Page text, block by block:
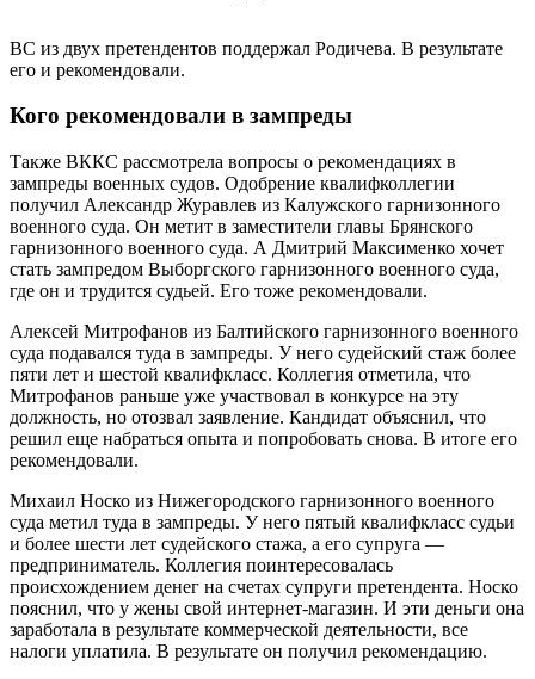
ВС из двух претендентов поддержал Родичева. В результате
его и рекомендовали.
Кого рекомендовали в зампреды
Также ВККС рассмотрела вопросы о рекомендациях в
зампреды военных судов. Одобрение квалифколлегии
получил Александр Журавлев из Калужского гарнизонного
военного суда. Он метит в заместители главы Брянского
гарнизонного военного суда. А Дмитрий Максименко хочет
стать зампредом Выборгского гарнизонного военного суда,
где он и трудится судьей. Его тоже рекомендовали.
Алексей Митрофанов из Балтийского гарнизонного военного
суда подавался туда в зампреды. У него судейский стаж более
пяти лет и шестой квалифкласс. Коллегия отметила, что
Митрофанов раньше уже участвовал в конкурсе на эту
должность, но отозвал заявление. Кандидат объяснил, что
решил еще набраться опыта и попробовать снова. В итоге его
рекомендовали.
Михаил Носко из Нижегородского гарнизонного военного
суда метил туда в зампреды. У него пятый квалифкласс судьи
и более шести лет судейского стажа, а его супруга —
предприниматель. Коллегия поинтересовалась
происхождением денег на счетах супруги претендента. Носко
пояснил, что у жены свой интернет-магазин. И эти деньги она
заработала в результате коммерческой деятельности, все
налоги уплатила. В результате он получил рекомендацию.